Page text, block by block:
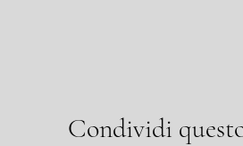
Condividi